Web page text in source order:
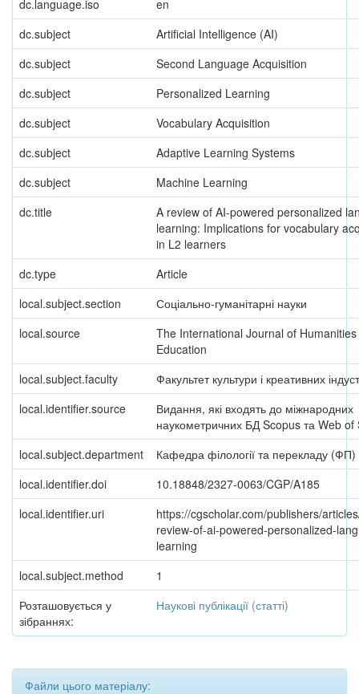
dc.language.iso
en
dc.subject
Artificial Intelligence (AI)
dc.subject
Second Language Acquisition
dc.subject
Personalized Learning
dc.subject
Vocabulary Acquisition
dc.subject
Adaptive Learning Systems
dc.subject
Machine Learning
dc.title
A review of AI-powered personalized
learning: Implications for vocabulary
in L2 learners
dc.type
Article
local.subject.section
Соціально-гуманітарні науки
local.source
The International Journal of Humanities
Education
local.subject.faculty
Факультет культури і креативних
local.identifier.source
Видання, які входять до міжнародних
наукометричних БД Scopus та Web of
local.subject.department
Кафедра філології та перекладу (ФП)
local.identifier.doi
10.18848/2327-0063/CGP/A185
local.identifier.uri
https://cgscholar.com/publishers/
review-of-ai-powered-personalized-
learning
local.subject.method
1
Розташовується у
зібраннях:
Наукові публікації (статті)
Файли цього матеріалу: